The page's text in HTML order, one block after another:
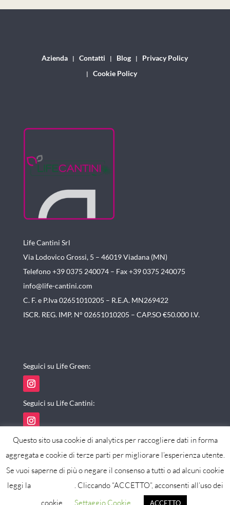
Azienda Contatti Blog
Privacy Policy
Cookie Policy
Life Cantini Srl
Via Lodovico Grossi, 5 – 46019Viadana (MN)
Telefono +39 0375 240074 – Fax +39 0375 240075
info@life-cantini.com
C. F. e P.Iva 02651010205 – R.E.A. MN269422
ISCR. REG. IMP. N° 02651010205 – CAP.SO €50.000 I.V.
Seguici su Life Green:
Seguici su Life Cantini:
powered by maxistudio
Questo sito usa cookie di analytics per raccogliere dati in forma
aggregata e cookie di terze parti per migliorare l’esperienza utente.
Se vuoi saperne di più o negare il consenso a tutti o ad alcuni cookie
leggi la
. Cliccando “ACCETTO”, acconsenti all’uso dei
cookie.
Settaggio Cookie ACCETTO